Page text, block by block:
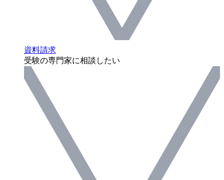
資料請求
受験の専門家に相談したい